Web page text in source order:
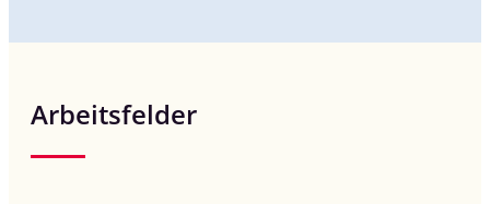
Arbeitsfelder